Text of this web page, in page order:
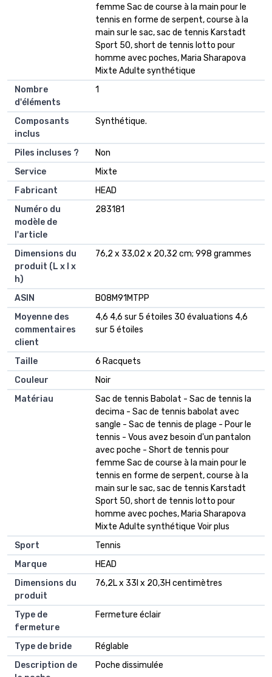
femme Sac de course à la main pour le
tennis en forme de serpent, course à la
main sur le sac, sac de tennis Karstadt
Sport 50, short de tennis lotto pour
homme avec poches, Maria Sharapova
Mixte Adulte synthétique
Nombre
d'éléments
‎1
Composants
inclus
‎Synthétique.
Piles incluses ?
‎Non
Service
‎Mixte
Fabricant
‎HEAD
Numéro du
modèle de
l'article
‎283181
Dimensions du
produit (L x l x
h)
‎76,2 x 33,02 x 20,32 cm; 998 grammes
ASIN
‎B08M91MTPP
Moyenne des
commentaires
client
4,6 4,6 sur 5 étoiles 30 évaluations 4,6
sur 5 étoiles
Taille
6 Racquets
Couleur
Noir
Matériau
Sac de tennis Babolat - Sac de tennis la
decima - Sac de tennis babolat avec
sangle - Sac de tennis de plage - Pour le
tennis - Vous avez besoin d'un pantalon
avec poche - Short de tennis pour
femme Sac de course à la main pour le
tennis en forme de serpent, course à la
main sur le sac, sac de tennis Karstadt
Sport 50, short de tennis lotto pour
homme avec poches, Maria Sharapova
Mixte Adulte synthétique Voir plus
Sport
Tennis
Marque
HEAD
Dimensions du
produit
76,2L x 33l x 20,3H centimètres
Type de
fermeture
Fermeture éclair
Type de bride
Réglable
Description de
Poche dissimulée